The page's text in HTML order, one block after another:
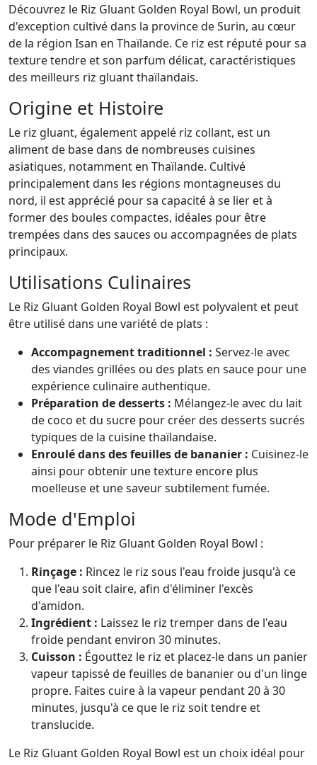
Découvrez le Riz Gluant Golden Royal Bowl, un produit
d'exception cultivé dans la province de Surin, au cœur
de la région Isan en Thaïlande. Ce riz est réputé pour sa
texture tendre et son parfum délicat, caractéristiques
des meilleurs riz gluant thaïlandais.
Origine et Histoire
Le riz gluant, également appelé riz collant, est un
aliment de base dans de nombreuses cuisines
asiatiques, notamment en Thaïlande. Cultivé
principalement dans les régions montagneuses du
nord, il est apprécié pour sa capacité à se lier et à
former des boules compactes, idéales pour être
trempées dans des sauces ou accompagnées de plats
principaux.
Utilisations Culinaires
Le Riz Gluant Golden Royal Bowl est polyvalent et peut
être utilisé dans une variété de plats :
Accompagnement traditionnel : Servez-le avec
des viandes grillées ou des plats en sauce pour une
expérience culinaire authentique.
Préparation de desserts : Mélangez-le avec du lait
de coco et du sucre pour créer des desserts sucrés
typiques de la cuisine thaïlandaise.
Enroulé dans des feuilles de bananier : Cuisinez-le
ainsi pour obtenir une texture encore plus
moelleuse et une saveur subtilement fumée.
Mode d'Emploi
Pour préparer le Riz Gluant Golden Royal Bowl :
Rinçage : Rincez le riz sous l'eau froide jusqu'à ce
que l'eau soit claire, afin d'éliminer l'excès
d'amidon.
Ingrédient : Laissez le riz tremper dans de l'eau
froide pendant environ 30 minutes.
Cuisson : Égouttez le riz et placez-le dans un panier
vapeur tapissé de feuilles de bananier ou d'un linge
propre. Faites cuire à la vapeur pendant 20 à 30
minutes, jusqu'à ce que le riz soit tendre et
translucide.
Le Riz Gluant Golden Royal Bowl est un choix idéal pour